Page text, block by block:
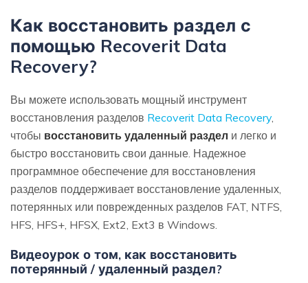
Как восстановить раздел с
помощью Recoverit Data
Recovery?
Вы можете использовать мощный инструмент
восстановления разделов Recoverit Data Recovery,
чтобы восстановить удаленный раздел и легко и
быстро восстановить свои данные. Надежное
программное обеспечение для восстановления
разделов поддерживает восстановление удаленных,
потерянных или поврежденных разделов FAT, NTFS,
HFS, HFS+, HFSX, Ext2, Ext3 в Windows.
Видеоурок о том, как восстановить
потерянный / удаленный раздел?